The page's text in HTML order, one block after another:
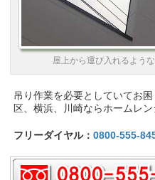
屋上から運び入れるよう
吊り作業を必要としていてお
区、横浜、川崎ならホームレ
フリーダイヤル：0800-555-